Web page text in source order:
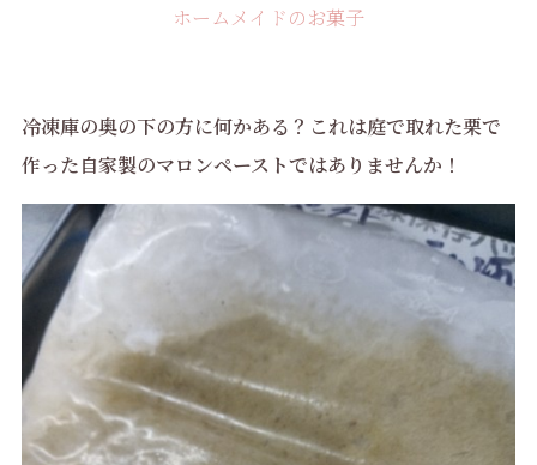
ホームメイドのお菓子
冷凍庫の奥の下の方に何かある？これは庭で取れた栗で
作った自家製のマロンペーストではありませんか！